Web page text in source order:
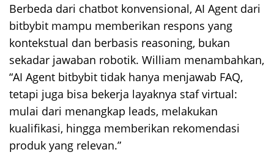
Berbeda dari chatbot konvensional, AI Agent dari
bitbybit mampu memberikan respons yang
kontekstual dan berbasis reasoning, bukan
sekadar jawaban robotik. William menambahkan,
“AI Agent bitbybit tidak hanya menjawab FAQ,
tetapi juga bisa bekerja layaknya staf virtual:
mulai dari menangkap leads, melakukan
kualifikasi, hingga memberikan rekomendasi
produk yang relevan.”